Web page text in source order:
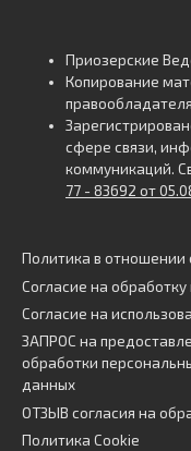
Приозерские
Копирование
сфере связи,
коммуникаций.
77 - 83692 от
Политика в отношении
Согласие на
Согласие на
ЗАПРОС на
обработки
данных
ОТЗЫВ согласия на
Политика Cookie